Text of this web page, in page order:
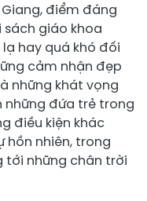
điểm đáng
sách giáo khoa
hay quá khó đối
cảm nhận đẹp
những khát vọng
những đứa trẻ trong
điều kiện khác
hồn nhiên, trong
tới những chân trời